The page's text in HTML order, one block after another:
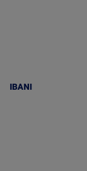
IBANI